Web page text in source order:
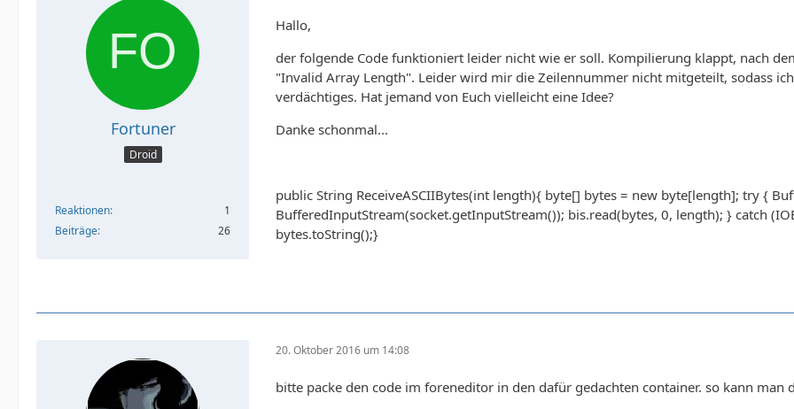
Fortuner
Droid
Reaktionen
1
Beiträge
26
Hallo,
der folgende Code funktioniert leider nicht wie er soll. Kompilierung klappt, nach
"Invalid Array Length". Leider wird mir die Zeilennummer nicht mitgeteilt, sodass
verdächtiges. Hat jemand von Euch vielleicht eine Idee?
Danke schonmal...
public String ReceiveASCIIBytes(int length){ byte[] bytes = new byte[length]; try {
BufferedInputStream(socket.getInputStream()); bis.read(bytes, 0, length); } catch
bytes.toString();}
20. Oktober 2016 um 14:08
bitte packe den code im foreneditor in den dafür gedachten container. so kann man